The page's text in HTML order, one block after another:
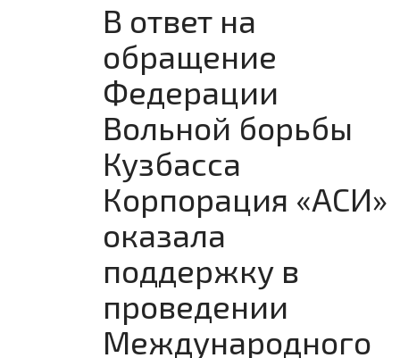
В ответ на
обращение
Федерации
Вольной борьбы
Кузбасса
Корпорация «АСИ»
оказала
поддержку в
проведении
Международного